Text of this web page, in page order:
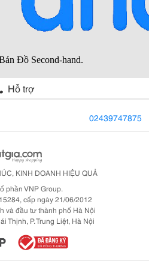
Hỗ trợ
02439747875
KINH DOANH HIỆU QUẢ
phần VNP Group.
cấp ngày 21/06/2012
và đầu tư thành phố Hà Nội
Thịnh, P. Trung Liệt, Hà Nội